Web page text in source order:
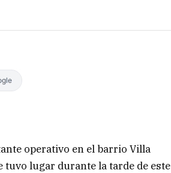
operativo en el barrio Villa
tuvo lugar durante la tarde de este